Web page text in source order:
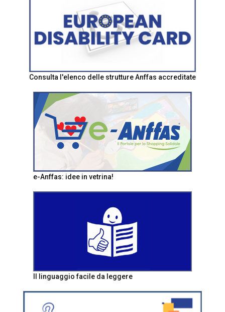
Consulta l'elenco delle strutture Anffas accreditate
e-Anffas: idee in vetrina!
Il linguaggio facile da leggere